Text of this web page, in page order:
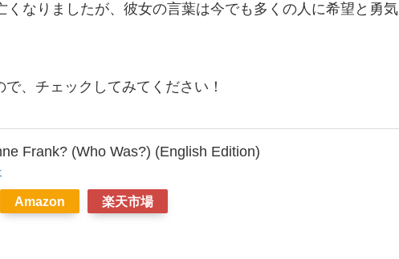
なりましたが、彼女の言葉は今でも多くの人に希望と勇気
で、チェックしてみてください！
Frank? (Who Was?) (English Edition)
Amazon 楽天市場